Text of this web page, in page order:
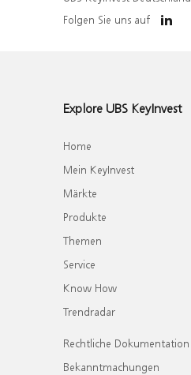
Folgen Sie uns auf
Explore UBS KeyInvest
Home
Mein KeyInvest
Märkte
Produkte
Themen
Service
Know How
Trendradar
Rechtliche Dokumentation
Bekanntmachungen